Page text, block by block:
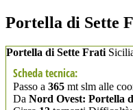
Portella di Sette
Portella di Sette Frati
Scheda tecnica:
Passo a 365 mt slm alle
Da Nord Ovest: Portella